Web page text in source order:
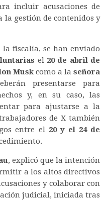
incluir acusaciones de
la gestión de contenidos y
fiscalía, se han enviado
el 20 de abril de
Musk como a la señora
presentarse para
y, en su caso, las
para ajustarse a la
de X también
entre el 20 y el 24 de
, explicó que la intención
a los altos directivos
y colaborar con
judicial, iniciada tras